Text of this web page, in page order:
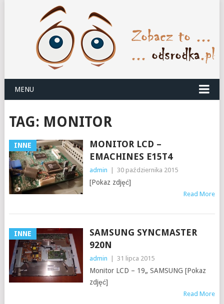
MENU
TAG: MONITOR
INNE
MONITOR LCD –
EMACHINES E15T4
admin 30 października 2015
[Pokaz zdjęć]
Read More
INNE
SAMSUNG SYNCMASTER
920N
admin 31 lipca 2015
Monitor LCD – 19„ SAMSUNG [Pokaz
zdjęć]
Read More